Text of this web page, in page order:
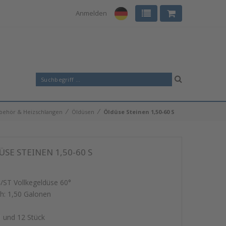
Anmelden
& Heizschlangen ⁄ Öldüsen ⁄ Öldüse Steinen 1,50-60 S
STEINEN 1,50-60 S
ST Vollkegeldüse 60°
1,50 Galonen
und 12 Stück